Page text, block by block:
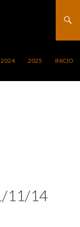
2024 2025 INICIO
11/14